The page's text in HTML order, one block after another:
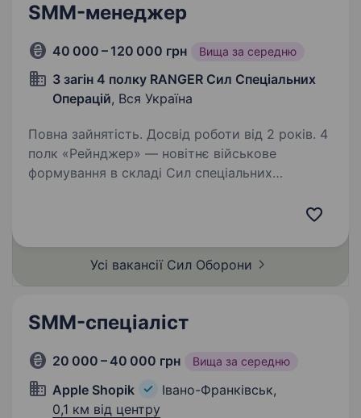
SMM-менеджер
40 000 – 120 000 грн Вища за середню
3 загін 4 полку RANGER Сил Спеціальних
Операцій, Вся Україна
Повна зайнятість. Досвід роботи від 2 років. 4
полк «Рейнджер» — новітнє військове
формування в складі Сил спеціальних
в центральному регіоні України. Рейнджери
різних ділянках бойових…
Усі вакансії Сил Оборони
SMM-спеціаліст
20 000 – 40 000 грн Вища за середню
Apple Shopik
Івано-Франківськ,
0,1 км від центру